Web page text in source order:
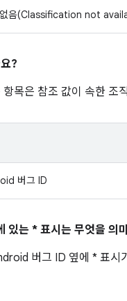
음(Classification not
?
목은 참조 값이 속한 조
버그 ID
는 * 표시는 무엇을 의
버그 ID 옆에 * 표시